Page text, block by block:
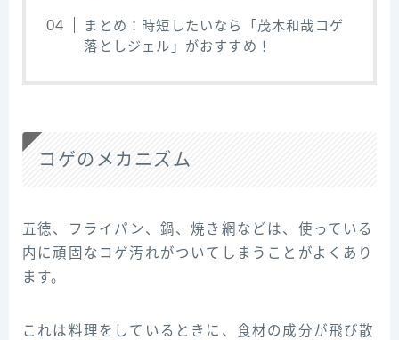
まとめ：時短したいなら「茂木和哉コゲ
落としジェル」がおすすめ！
コゲのメカニズム
五徳、フライパン、鍋、焼き網などは、使っている
内に頑固なコゲ汚れがついてしまうことがよくあり
ます。
これは料理をしているときに、食材の成分が飛び散